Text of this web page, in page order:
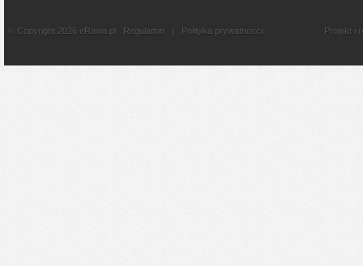
© Copyright 2026 eRawa.pl Regulamin | Polityka prywatnosci Projekt i